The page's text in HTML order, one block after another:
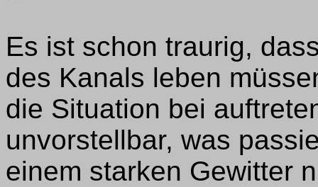
Es ist schon traurig,
des Kanals leben
die Situation bei
unvorstellbar, was
einem starken Gewitter